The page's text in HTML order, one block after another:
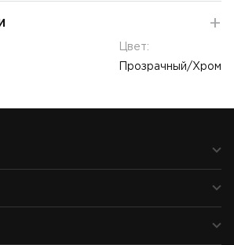
Цвет:
Прозрачный/Хром